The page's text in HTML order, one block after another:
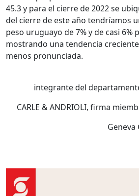
45.3 y para el cierre de 2022 se
del cierre de este año tendríamos
peso uruguayo de 7% y de casi 6%
mostrando una tendencia
menos pronunciada.
integrante del
CARLE & ANDRIOLI, firma